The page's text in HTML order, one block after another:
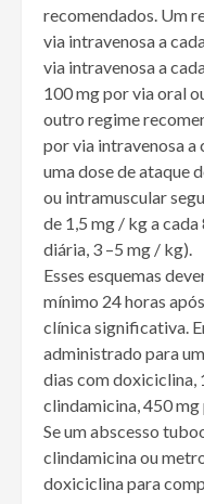
recomendados. Um
via intravenosa a
via intravenosa a
100 mg por via oral
outro regime
por via intravenosa a
uma dose de ataque
ou intramuscular
de 1,5 mg / kg a
diária, 3 –5 mg / kg).
Esses esquemas
mínimo 24 horas
clínica significativa.
administrado para
dias com doxiciclina,
clindamicina, 450 mg
Se um abscesso
clindamicina ou
doxiciclina para